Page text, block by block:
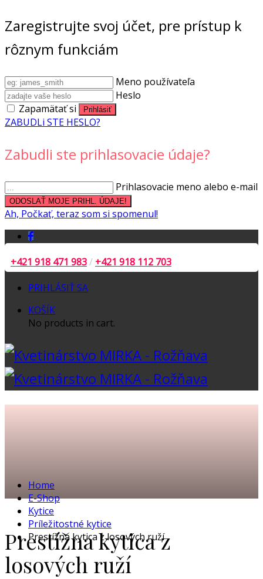
Zaregistrujte svoj účet, pre prístup k
rôznym funkciám
Meno používateľa
Heslo
Zapamätať si
ZABUDLi STE HESLO?
Zabudli ste prihlasovacie údaje?
Prihlasovacie meno alebo e-mail
Ah, Počkať, teraz som si spomenul!
+421 918 471 983/ +421 918 112 703
PRIHLÁSIŤ SA
KOŠÍK
No products in cart.
Home
E-Shop
Kytice
Príležitostné kytice
Prestížna kytica z losových ruží
Prestížna kytica z
losových ruží